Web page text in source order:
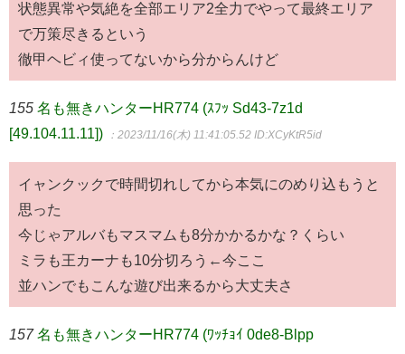
状態異常や気絶を全部エリア2全力でやって最終エリア
で万策尽きるという
徹甲ヘビィ使ってないから分からんけど
155 名も無きハンターHR774 (ｽﾌｯ Sd43-7z1d
[49.104.11.11])
：2023/11/16(木) 11:41:05.52 ID:XCyKtR5id
イャンクックで時間切れしてから本気にのめり込もうと
思った
今じゃアルバもマスマムも8分かかるかな？くらい
ミラも王カーナも10分切ろう←今ここ
並ハンでもこんな遊び出来るから大丈夫さ
157 名も無きハンターHR774 (ﾜｯﾁｮｲ 0de8-Blpp